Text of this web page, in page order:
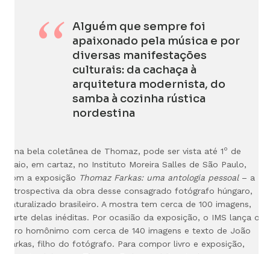
Alguém que sempre foi
apaixonado pela música e por
diversas manifestações
culturais: da cachaça à
arquitetura modernista, do
samba à cozinha rústica
nordestina
Uma bela coletânea de Thomaz, pode ser vista até 1o de
maio, em cartaz, no Instituto Moreira Salles de São Paulo,
com a exposição Thomaz Farkas: uma antologia pessoal– a
retrospectiva da obra desse consagrado fotógrafo húngaro,
naturalizado brasileiro. A mostra tem cerca de 100 imagens,
parte delas inéditas. Por ocasião da exposição, o IMS lança o
livro homônimo com cerca de 140 imagens e texto de João
Farkas, filho do fotógrafo. Para compor livro e exposição,